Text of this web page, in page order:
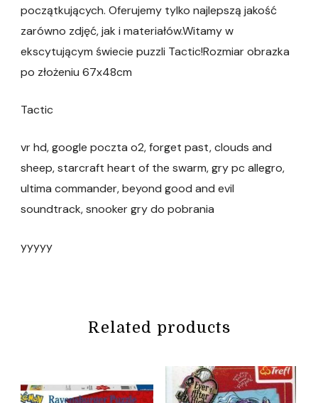
początkujących. Oferujemy tylko najlepszą jakość
zarówno zdjęć, jak i materiałów.Witamy w
ekscytującym świecie puzzli Tactic!Rozmiar obrazka
po złożeniu 67x48cm
Tactic
vr hd, google poczta o2, forget past, clouds and
sheep, starcraft heart of the swarm, gry pc allegro,
ultima commander, beyond good and evil
soundtrack, snooker gry do pobrania
yyyyy
Related products